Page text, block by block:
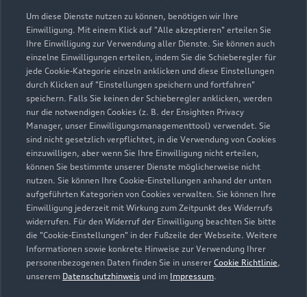
Um diese Dienste nutzen zu können, benötigen wir Ihre
Einwilligung. Mit einem Klick auf "Alle akzeptieren" erteilen Sie
Ihre Einwilligung zur Verwendung aller Dienste. Sie können auch
einzelne Einwilligungen erteilen, indem Sie die Schieberegler für
jede Cookie-Kategorie einzeln anklicken und diese Einstellungen
durch Klicken auf "Einstellungen speichern und fortfahren"
speichern. Falls Sie keinen der Schieberegler anklicken, werden
nur die notwendigen Cookies (z. B. der Ensighten Privacy
Manager, unser Einwilligungsmanagementtool) verwendet. Sie
sind nicht gesetzlich verpflichtet, in die Verwendung von Cookies
einzuwilligen, aber wenn Sie Ihre Einwilligung nicht erteilen,
können Sie bestimmte unserer Dienste möglicherweise nicht
nutzen. Sie können Ihre Cookie-Einstellungen anhand der unten
aufgeführten Kategorien von Cookies verwalten. Sie können Ihre
Einwilligung jederzeit mit Wirkung zum Zeitpunkt des Widerrufs
widerrufen. Für den Widerruf der Einwilligung beachten Sie bitte
die "Cookie-Einstellungen" in der Fußzeile der Webseite. Weitere
Informationen sowie konkrete Hinweise zur Verwendung Ihrer
personenbezogenen Daten finden Sie in unserer Cookie Richtlinie,
unserem Datenschutzhinweis und im Impressum.
Zur Reparatur